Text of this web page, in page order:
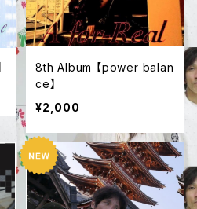
8th Album 【power balan
ce】
¥2,000